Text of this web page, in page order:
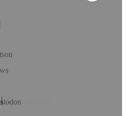
Hol dir die App!